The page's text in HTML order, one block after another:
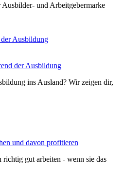
und Arbeitgebermarke
der Ausbildung
ins Ausland? Wir zeigen dir,
und davon profitieren
gut arbeiten - wenn sie das